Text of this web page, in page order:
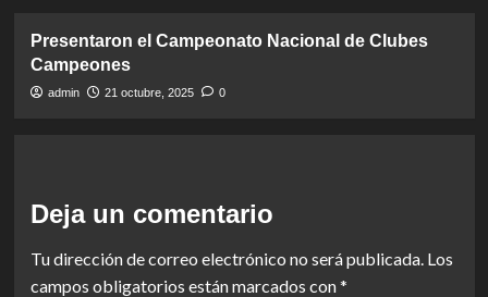
Presentaron el Campeonato Nacional de Clubes
Campeones
admin 21 octubre, 2025 0
Deja un comentario
Tu dirección de correo electrónico no será publicada. Los
campos obligatorios están marcados con*